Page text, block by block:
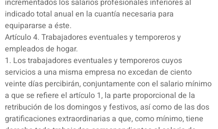
incrementados los salarios profesionales inferiores al
indicado total anual en la cuantía necesaria para
equipararse a éste.
Artículo 4. Trabajadores eventuales y temporeros y
empleados de hogar.
1. Los trabajadores eventuales y temporeros cuyos
servicios a una misma empresa no excedan de ciento
veinte días percibirán, conjuntamente con el salario mínimo
a que se refiere el artículo 1, la parte proporcional de la
retribución de los domingos y festivos, así como de las dos
gratificaciones extraordinarias a que, como mínimo, tiene